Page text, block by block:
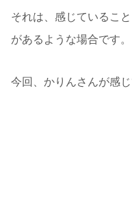
それは、感じているこ
があるような場合です。
今回、かりんさんが感